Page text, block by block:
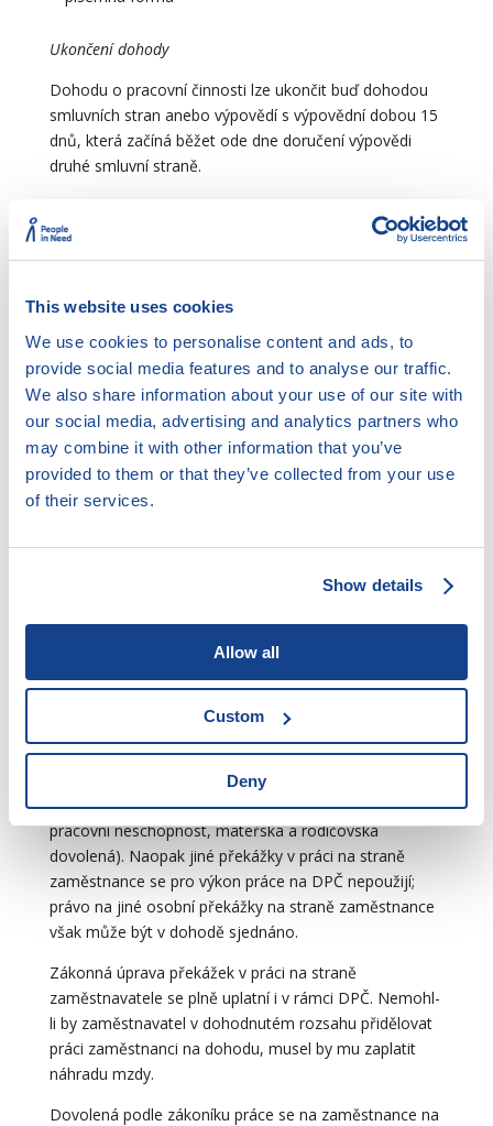
This website uses cookies
We use cookies to personalise content and ads, to
provide social media features and to analyse our traffic.
We also share information about your use of our site with
our social media, advertising and analytics partners who
may combine it with other information that you’ve
provided to them or that they’ve collected from your use
of their services.
Show details
Allow all
Custom
Deny
Ukončení dohody
Dohodu o pracovní činnosti lze ukončit buď dohodou
smluvních stran anebo výpovědí s výpovědní dobou 15
dnů, která začíná běžet ode dne doručení výpovědi
druhé smluvní straně.
Na základě dohody o pracovní činnosti je možné
nejvýše polovinu týdenní pracovní doby (= nejvýše v
období výkonu práce podle dohody, nejvýše však za
období 52 týdnů (= cca 1 rok). V jednom týdnu je tedy
možné např. odpracovat 40 hodin, za předpokladu, že
v jiných týdnech se tento „přebytek“ vyrovná.
Rozvržení pracovní doby
Zaměstnavatel nemusí rozvrhovat zaměstnanci
Pokud zaměstnavatel zaměstnanci pracovní dobu
rovrhuje, není při tom vázán ustanoveními zákoníku
práce o pracovní době a době odpočinku. Je vázán
Překážky v práci a dovolená
Pro DPČ se plně uplatní úprava překážek v práci na
straně zaměstnance podle §§ 191 až 198 a § 206 ZP (=
pracovní neschopnost, mateřská a rodičovská
dovolená). Naopak jiné překážky v práci na straně
zaměstnance se pro výkon práce na DPČ nepoužijí;
právo na jiné osobní překážky na straně zaměstnance
však může být v dohodě sjednáno.
Zákonná úprava překážek v práci na straně
zaměstnavatele se plně uplatní i v rámci DPČ. Nemohl-
li by zaměstnavatel v dohodnutém rozsahu přidělovat
práci zaměstnanci na dohodu, musel by mu zaplatit
náhradu mzdy.
Dovolená podle zákoníku práce se na zaměstnance na